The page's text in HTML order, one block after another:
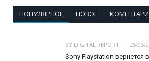
ПОПУЛЯРНОЕ НОВОЕ
BY DIGITAL REPORT
25/05/
Sony Playstation вернется